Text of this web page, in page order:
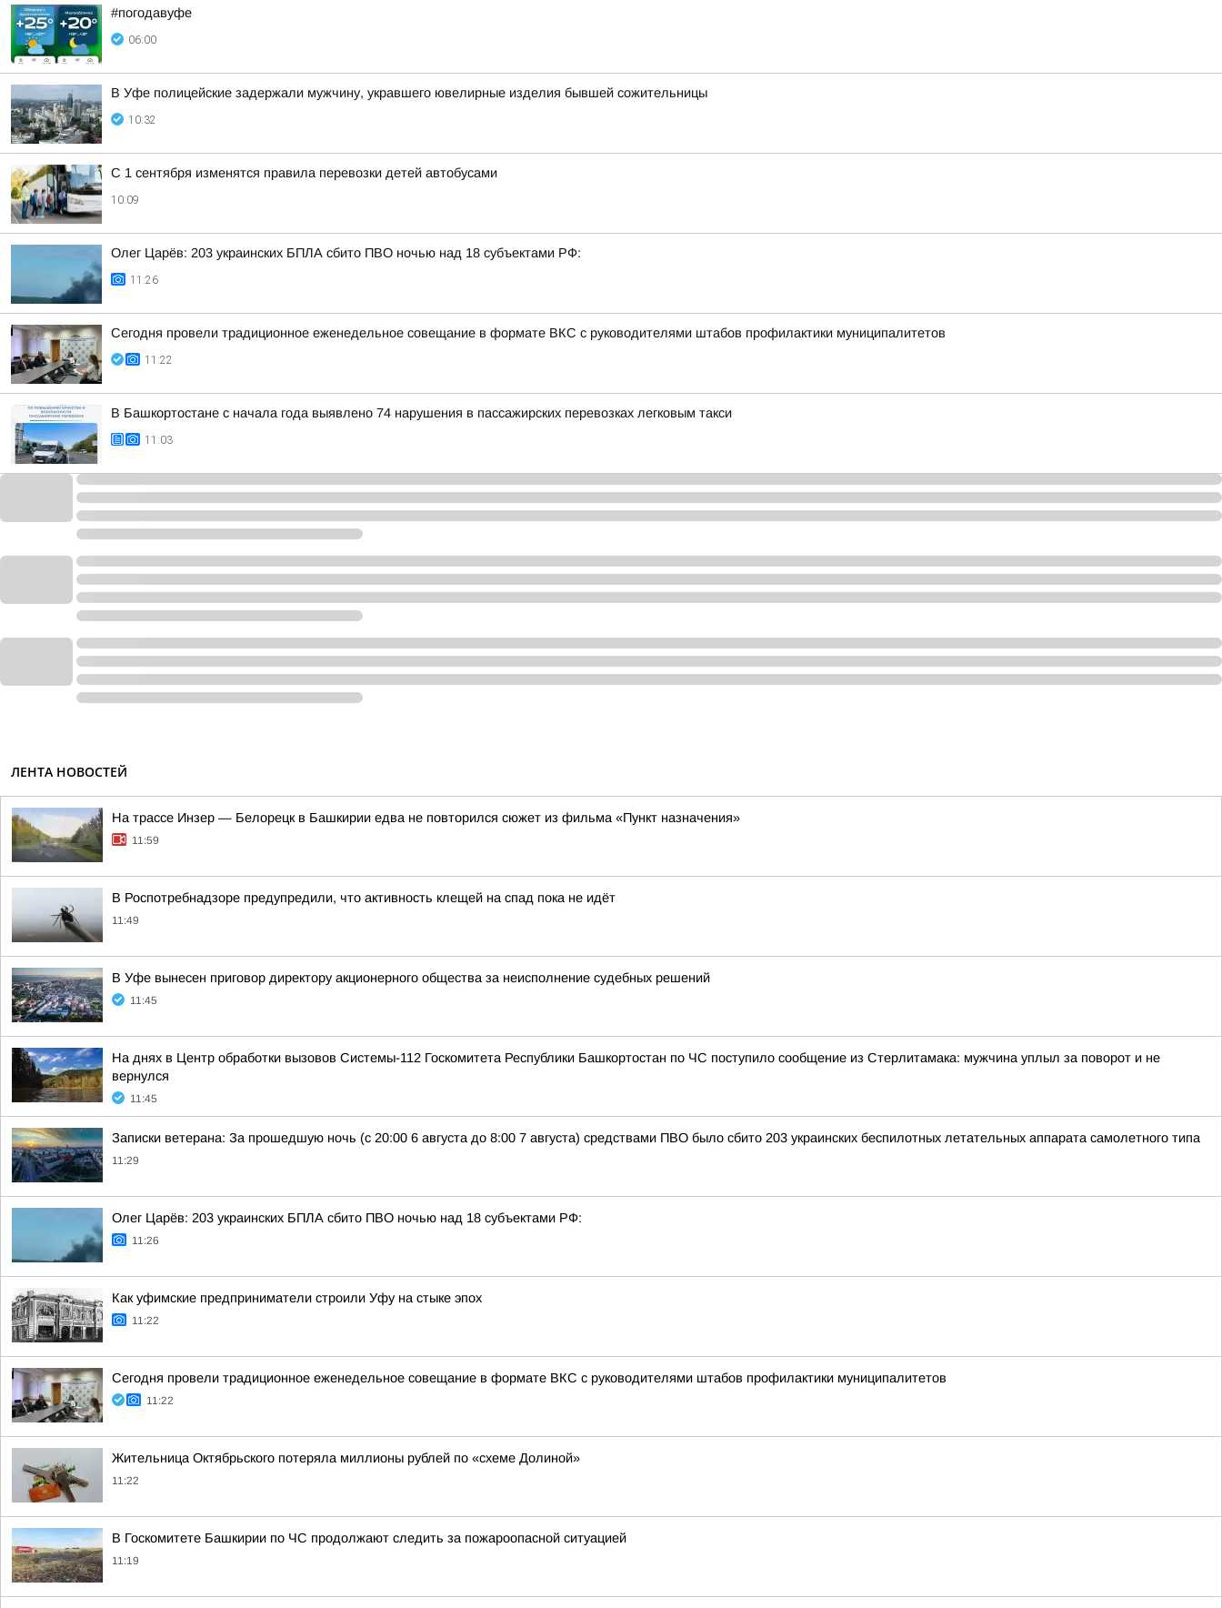
#погодавуфе
06:00
В Уфе полицейские задержали мужчину, укравшего ювелирные изделия бывшей сожительницы
10:32
С 1 сентября изменятся правила перевозки детей автобусами
10:09
Олег Царёв: 203 украинских БПЛА сбито ПВО ночью над 18 субъектами РФ:
11:26
Сегодня провели традиционное еженедельное совещание в формате ВКС с руководителями штабов профилактики муниципалитетов
11:22
В Башкортостане с начала года выявлено 74 нарушения в пассажирских перевозках легковым такси
11:03
ЛЕНТА НОВОСТЕЙ
На трассе Инзер — Белорецк в Башкирии едва не повторился сюжет из фильма «Пункт назначения»
11:59
В Роспотребнадзоре предупредили, что активность клещей на спад пока не идёт
11:49
В Уфе вынесен приговор директору акционерного общества за неисполнение судебных решений
11:45
На днях в Центр обработки вызовов Системы-112 Госкомитета Республики Башкортостан по ЧС поступило сообщение из Стерлитамака: мужчина уплыл за поворот и не
вернулся
11:45
Записки ветерана: За прошедшую ночь (с 20:00 6 августа до 8:00 7 августа) средствами ПВО было сбито 203 украинских беспилотных летательных аппарата самолетного типа
11:29
Олег Царёв: 203 украинских БПЛА сбито ПВО ночью над 18 субъектами РФ:
11:26
Как уфимские предприниматели строили Уфу на стыке эпох
11:22
Сегодня провели традиционное еженедельное совещание в формате ВКС с руководителями штабов профилактики муниципалитетов
11:22
Жительница Октябрьского потеряла миллионы рублей по «схеме Долиной»
11:22
В Госкомитете Башкирии по ЧС продолжают следить за пожароопасной ситуацией
11:19